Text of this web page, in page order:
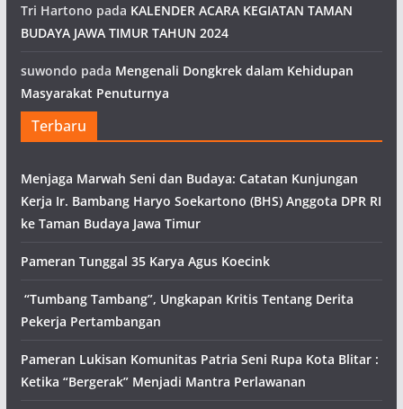
Tri Hartono pada KALENDER ACARA KEGIATAN TAMAN
BUDAYA JAWA TIMUR TAHUN 2024
suwondo pada Mengenali Dongkrek dalam Kehidupan
Masyarakat Penuturnya
Terbaru
Menjaga Marwah Seni dan Budaya: Catatan Kunjungan
Kerja Ir. Bambang Haryo Soekartono (BHS) Anggota DPR RI
ke Taman Budaya Jawa Timur
Pameran Tunggal 35 Karya Agus Koecink
“Tumbang Tambang”, Ungkapan Kritis Tentang Derita
Pekerja Pertambangan
Pameran Lukisan Komunitas Patria Seni Rupa Kota Blitar :
Ketika “Bergerak” Menjadi Mantra Perlawanan